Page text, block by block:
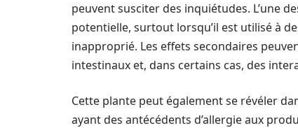
peuvent susciter des inquiétudes. L’une
potentielle, surtout lorsqu’il est utilisé à
inapproprié. Les effets secondaires
intestinaux et, dans certains cas, des
Cette plante peut également se révéler
ayant des antécédents d’allergie aux